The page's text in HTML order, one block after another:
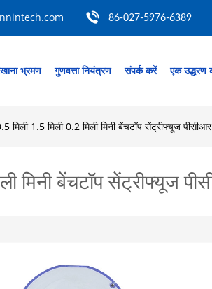
86-027-5976-6389
भ्रमण गुणवत्ता नियंत्रण संपर्क करें एक उद्धरण
मिली 1.5 मिली 0.2 मिली मिनी बेंचटॉप सेंट्रीफ्यूज
मिनी बेंचटॉप सेंट्रीफ्यूज